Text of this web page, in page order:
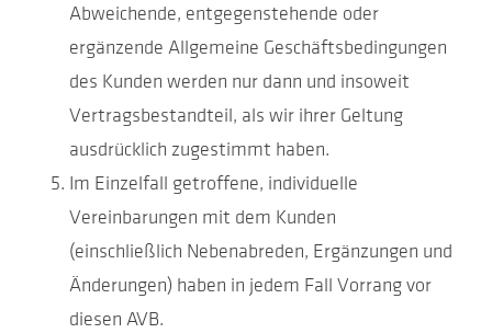
Abweichende, entgegenstehende oder
ergänzende Allgemeine Geschäftsbedingungen
des Kunden werden nur dann und insoweit
Vertragsbestandteil, als wir ihrer Geltung
ausdrücklich zugestimmt haben.
Im Einzelfall getroffene, individuelle
Vereinbarungen mit dem Kunden
(einschließlich Nebenabreden, Ergänzungen und
Änderungen) haben in jedem Fall Vorrang vor
diesen AVB.